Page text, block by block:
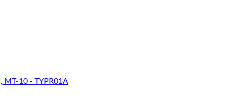
MT-10 - TYPR01A